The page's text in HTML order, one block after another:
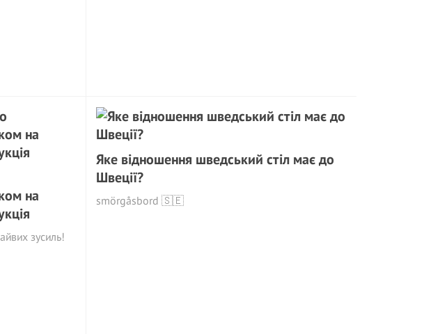
на
зусиль!
Яке відношення шведський стіл має до
Швеції?
smörgåsbord 🇸🇪